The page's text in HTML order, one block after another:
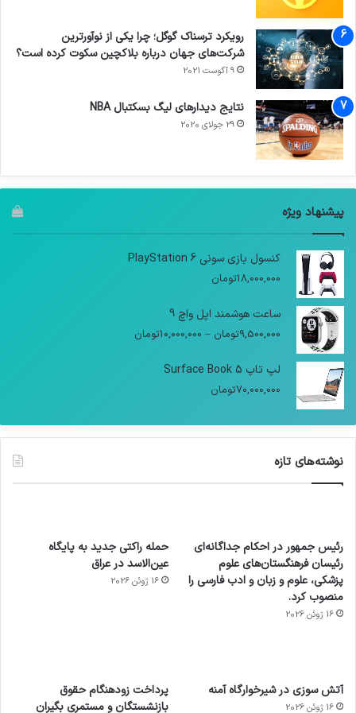
رویکرد ترسناک گوگل؛ چرا یکی از نوآورترین
شرکت‌های جهان درباره بلاکچین سکوت کرده است؟
9 آگوست 2021
نتایج دیدار‌های لیگ بسکتبال NBA
29 جولای 2020
پیشنهاد ویژه
کنسول بازی سونی PlayStation 6
18,000,000تومان
ساعت هوشمند اپل واچ 9
9,500,000تومان –
10,000,000تومان
لپ تاپ Surface Book 5
70,000,000تومان
نوشته‌های تازه
رئیس جمهور در احکام جداگانه‌ای
رئیسان فرهنگستان‌های علوم
پزشکی، علوم و زبان و ادب فارسی را
منصوب کرد.
16 ژوئن 2026
حمله راکتی جدید به پایگاه
عین‌الاسد در عراق
16 ژوئن 2026
آتش سوزی در شیرخوارگاه آمنه
16 ژوئن 2026
پرداخت زودهنگام حقوق
بازنشستگان و مستمری بگیران
برای
کشف
مجازی
…
ساعت
با طعم
های
2023